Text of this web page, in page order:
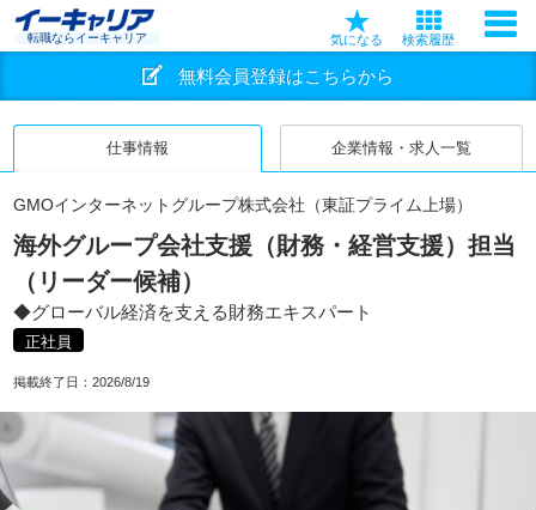
転職ならイーキャリア 気になる 検索履歴
無料会員登録はこちらから
仕事情報 企業情報・求人一覧
GMOインターネットグループ株式会社（東証プライム上場）
海外グループ会社支援（財務・経営支援）担当
（リーダー候補）
◆グローバル経済を支える財務エキスパート
正社員
掲載終了日： 2026/8/19